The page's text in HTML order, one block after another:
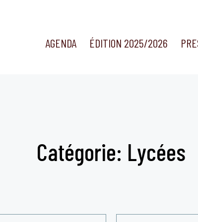
AGENDA ÉDITION 2025/2026
Catégorie: Lycées